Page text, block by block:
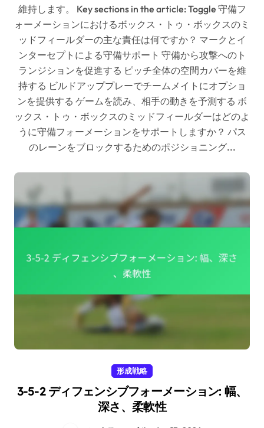
維持します。 Key sections in the article: Toggle 守備フ
ォーメーションにおけるボックス・トゥ・ボックスのミ
ッドフィールダーの主な責任は何ですか？ マークとイ
ンターセプトによる守備サポート 守備から攻撃へのト
ランジションを促進する ピッチ全体の空間カバーを維
持する ビルドアッププレーでチームメイトにオプショ
ンを提供する ゲームを読み、相手の動きを予測する ボ
ックス・トゥ・ボックスのミッドフィールダーはどのよ
うに守備フォーメーションをサポートしますか？ パス
のレーンをブロックするためのポジショニング...
形成戦略
3-5-2 ディフェンシブフォーメーション: 幅、
深さ、柔軟性